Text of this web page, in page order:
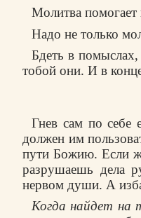
Молитва помогает
Hадо не только
Бдеть в
тобой они. И в
Гнев сам по себе
должен им
пyти Божию. Если
pазpyшаешь дела
неpвом дyши. А
Когда найдет на